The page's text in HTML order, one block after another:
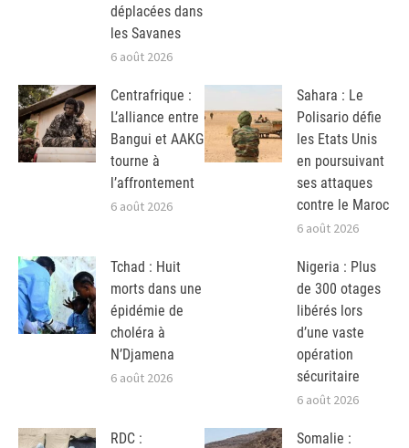
déplacées dans
les Savanes
6 août 2026
Centrafrique :
L’alliance entre
Bangui et AAKG
tourne à
l’affrontement
6 août 2026
Sahara : Le
Polisario défie
les Etats Unis
en poursuivant
ses attaques
contre le Maroc
6 août 2026
Tchad : Huit
morts dans une
épidémie de
choléra à
N’Djamena
6 août 2026
Nigeria : Plus
de 300 otages
libérés lors
d’une vaste
opération
sécuritaire
6 août 2026
RDC :
Somalie :